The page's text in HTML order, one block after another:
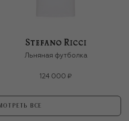
Льняная футболка
124 000 ₽
ВСЕ